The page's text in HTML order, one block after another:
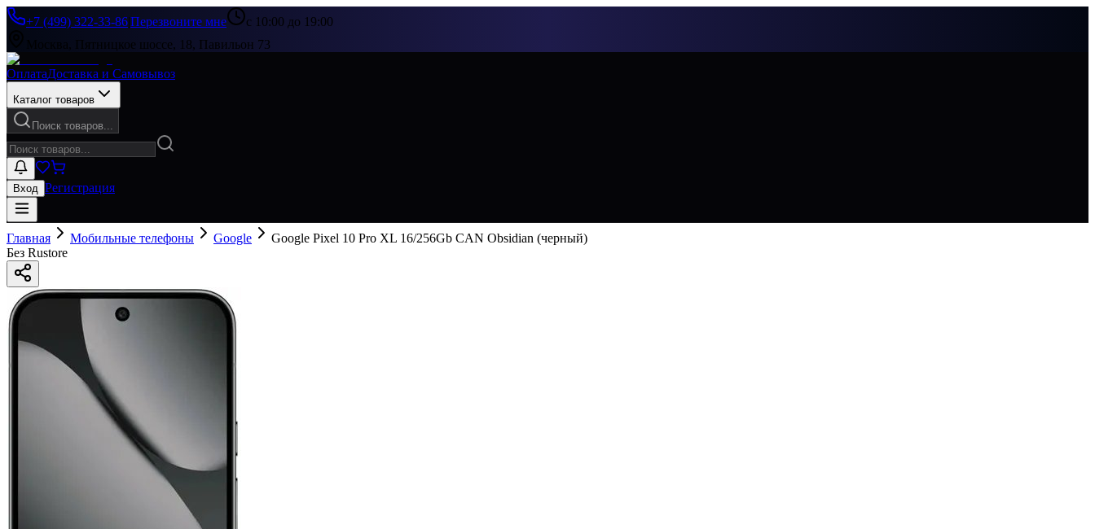
+7 (499) 322-33-86|Перезвоните мне
с 10:00 до 19:00
Москва, Пятницкое шоссе, 18, Павильон 73
ОплатаДоставка и Самовывоз
Каталог товаров
Поиск товаров...
Вход Регистрация
Главная Мобильные телефоны Google
Google Pixel 10 Pro XL 16/256Gb CAN Obsidian (черный)
Без Rustore